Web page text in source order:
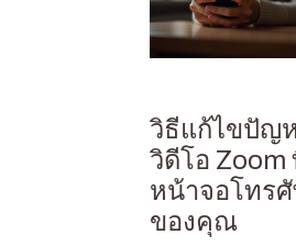
วิธีแก้ไขปัญ
วิดีโอ Zoom
หน้าจอโทร
ของคุณ